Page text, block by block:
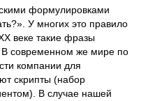
формулировками
У многих это правило
веке такие фразы
В современном же мире по
компании для
скрипты (набор
В случае нашей